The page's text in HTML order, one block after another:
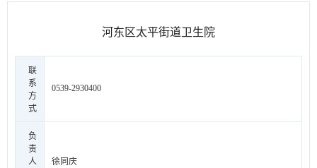
河东区太平街道卫生院
联
系
方
式
0539-2930400
负
责
人
徐同庆